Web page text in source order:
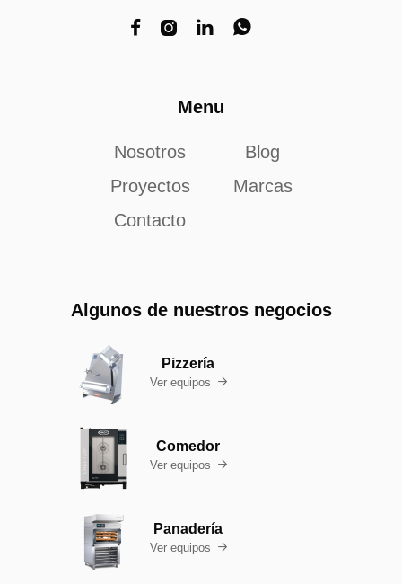
   
Menu
Nosotros
Proyectos
Contacto
Blog
Marcas
Algunos de nuestros negocios
Pizzería
Ver equipos 
Comedor
Ver equipos 
Panadería
Ver equipos 